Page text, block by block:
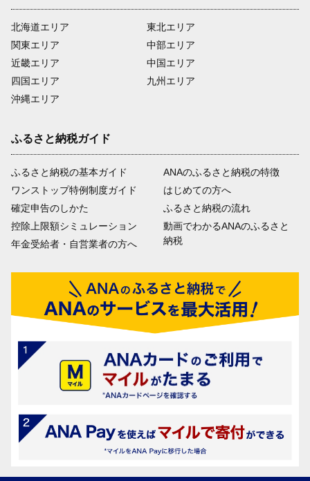
事業の充実
25
水引地区コミュニティ協議会活動
峰山地区コミュニティ協議会活動
峰山地区コミュニティ協議会活動
事業の充実
滄浪地区コミュニティ協議会活動
事業
滄浪地区コミュニティ協議会活動
事業の充実
寄田地区コミュニティ協議会活動
事業
事業の充実
北海道エリア
関東エリア
近畿エリア
四国エリア
沖縄エリア
東北エリア
中部エリア
中国エリア
九州エリア
ふるさと納税ガイド
ふるさと納税の基本ガイド
ワンストップ特例制度ガイド
確定申告のしかた
控除上限額シミュレーション
年金受給者・自営業者の方へ
ANAのふるさと納税の特徴
はじめての方へ
ふるさと納税の流れ
動画でわかるANAのふるさと
納税